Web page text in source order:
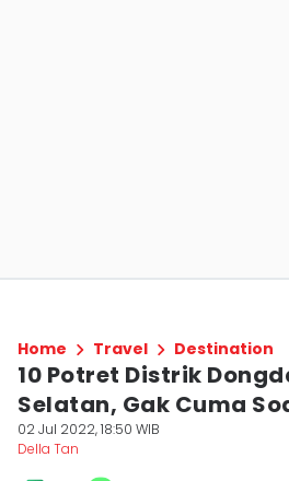
Home Travel Destination
10 Potret Distrik
Selatan, Gak Cuma
02 Jul 2022, 18:50 WIB
Della Tan